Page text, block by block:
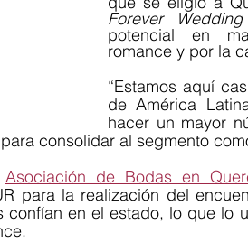
Forever
potencial en
romance y por la
“Estamos aquí
de América
hacer un mayor
Asociación de Bodas en
para la realización del
en el estado, lo que lo